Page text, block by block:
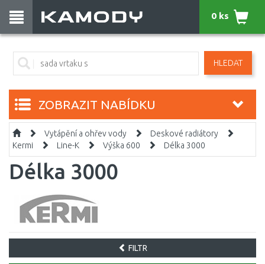
HLEDAT
0 ks
ZOBRAZIT NABÍDKU
Vytápění a ohřev vody
Deskové radiátory
Kermi
Line-K Výška 600 Délka 3000
Délka 3000
FILTR